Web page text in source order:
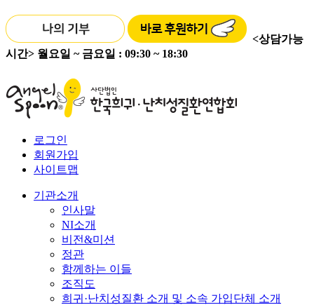
<상담가능
시간> 월요일 ~ 금요일 : 09:30 ~ 18:30
로그인
회원가입
사이트맵
기관소개
인사말
NI소개
비전&미션
정관
함께하는 이들
조직도
희귀·난치성질환 소개 및 소속 가입단체 소개